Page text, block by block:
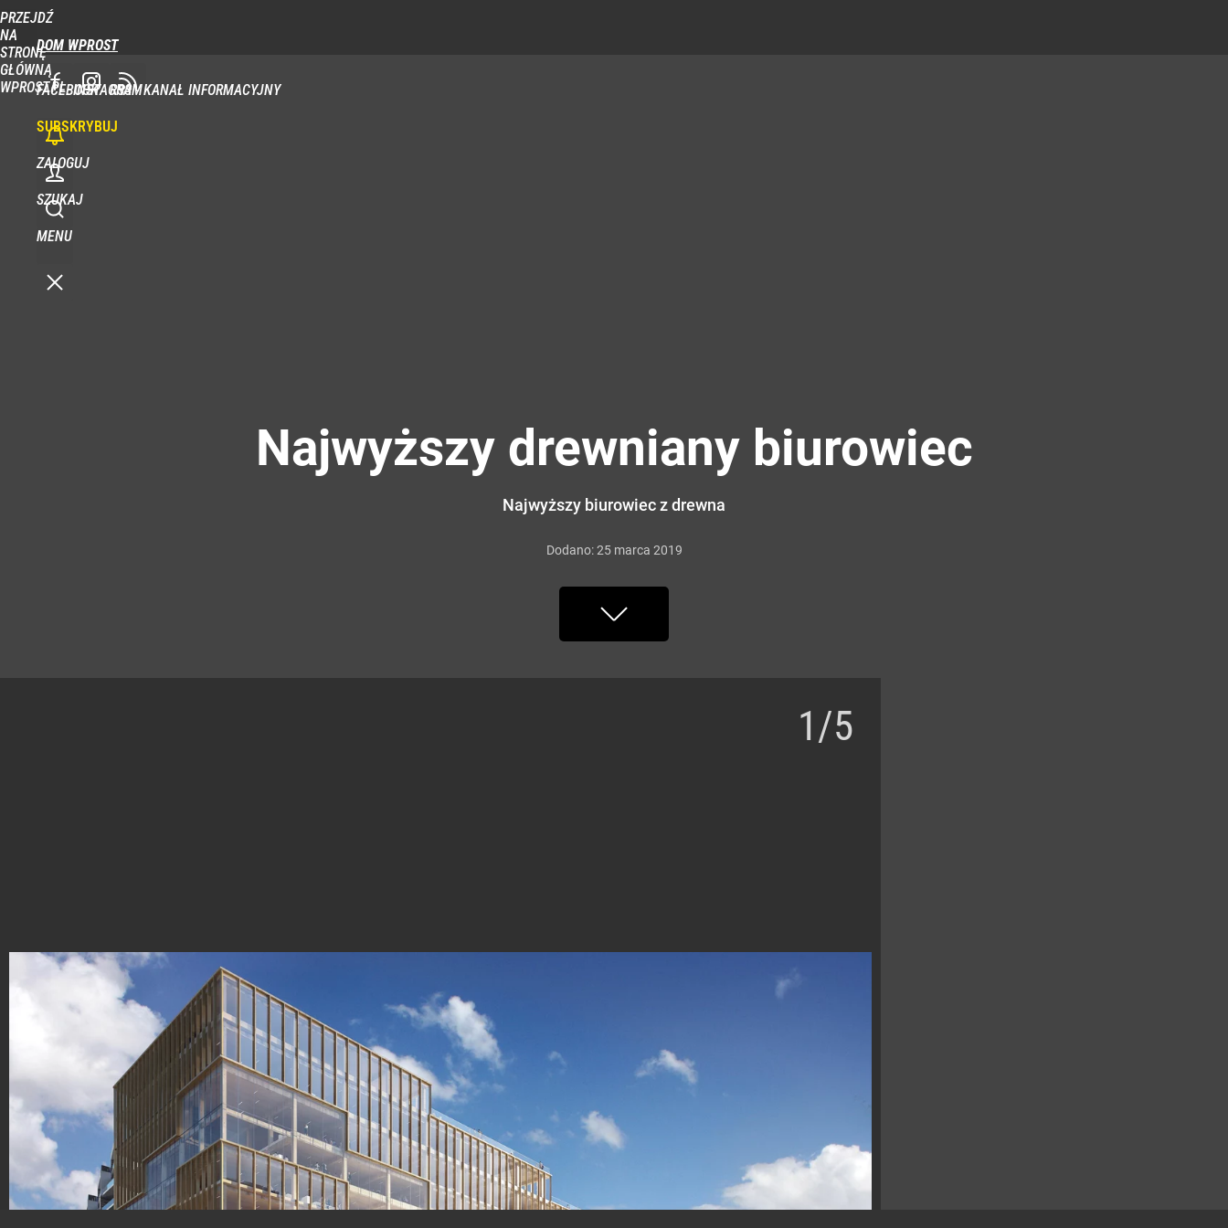
PRZEJDŹ
NA
STRONĘ
GŁÓWNĄ
WPROST.PL
DOM WPROST
FACEBOOKINSTAGRAMRSS - KANAŁ INFORMACYJNY
SUBSKRYBUJ
ZALOGUJ
SZUKAJ
MENU
Najwyższy drewniany biurowiec
Najwyższy biurowiec z drewna
Dodano:25 marca 2019